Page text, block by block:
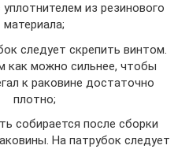
из резинового
материала;
следует скрепить винтом.
как можно сильнее, чтобы
к раковине достаточно
плотно;
собирается после сборки
На патрубок следует